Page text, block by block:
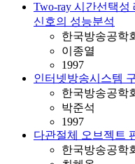
Two-ray 시간선택
신호의 성능분석
한국방송공학
이종열
1997
인터넷방송시스템
한국방송공학
박준석
1997
다관절체 오브젝트
한국방송공학